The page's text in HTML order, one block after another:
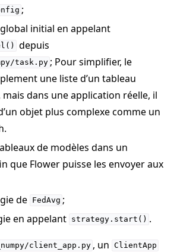
;
initial en appelant
depuis
task.py ; Pour simplifier, le
une liste d’un tableau
dans une application réelle, il
objet plus complexe comme un
de modèles dans un
que Flower puisse les envoyer aux
de FedAvg ;
en appelant strategy.start() .
client_app.py , un ClientApp